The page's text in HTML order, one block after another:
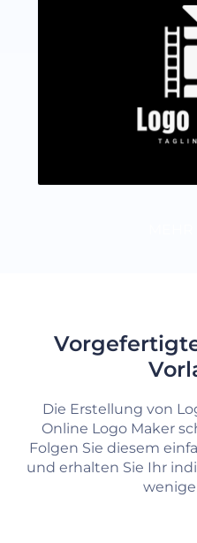
Die Erstellung von
Online Logo Maker
Folgen Sie diesem
und erhalten Sie Ihr